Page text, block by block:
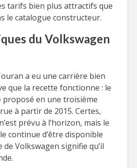
tarifs bien plus attractifs que
le catalogue constructeur.
du Volkswagen
a eu une carrière bien
que la recette fonctionne : le
proposé en une troisième
à partir de 2015. Certes,
prévu à l’horizon, mais le
continue d’être disponible
de Volkswagen signifie qu’il